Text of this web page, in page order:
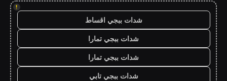
!
شدات ببجي اقساط
شدات ببجي تمارا
شدات ببجي تمارا
شدات ببجي تابي